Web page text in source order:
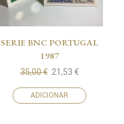
SERIE BNC PORTUGAL
1987
35,00€ 21,53 €
ADICIONAR